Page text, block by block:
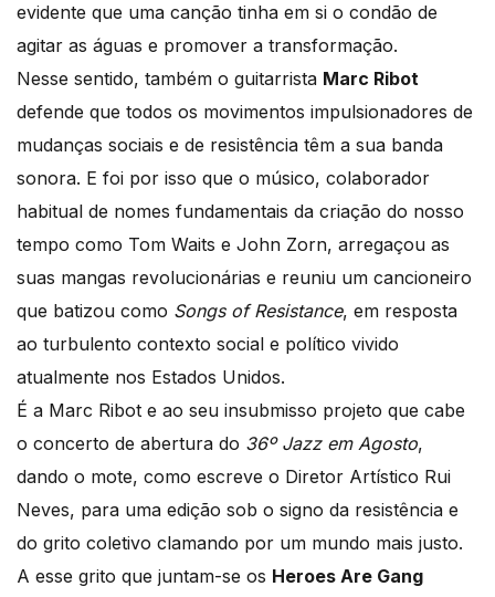
evidente que uma canção tinha em si o condão de
agitar as águas e promover a transformação.
Nesse sentido, também o guitarrista Marc Ribot
defende que todos os movimentos impulsionadores de
mudanças sociais e de resistência têm a sua banda
sonora. E foi por isso que o músico, colaborador
habitual de nomes fundamentais da criação do nosso
tempo como Tom Waits e John Zorn, arregaçou as
suas mangas revolucionárias e reuniu um cancioneiro
que batizou como Songs of Resistance, em resposta
ao turbulento contexto social e político vivido
atualmente nos Estados Unidos.
É a Marc Ribot e ao seu insubmisso projeto que cabe
o concerto de abertura do 36º Jazz em Agosto,
dando o mote, como escreve o Diretor Artístico Rui
Neves, para uma edição sob o signo da resistência e
do grito coletivo clamando por um mundo mais justo.
A esse grito que juntam-se os Heroes Are Gang